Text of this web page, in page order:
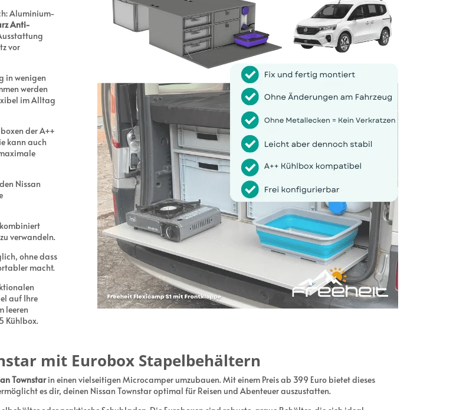
Aluminium-
Anti-
vor
in wenigen
werden
im Alltag
der A++
kann auch
Nissan
verwandeln.
ohne dass
macht.
auf Ihre
leeren
Kühlbox.
mit Eurobox Stapelbehältern
Townstarin einen vielseitigen Microcamper umzubauen. Mit einem Preis ab 399 Euro bietet dieses
es dir, deinen Nissan Townstar optimal für Reisen und Abenteuer auszustatten.